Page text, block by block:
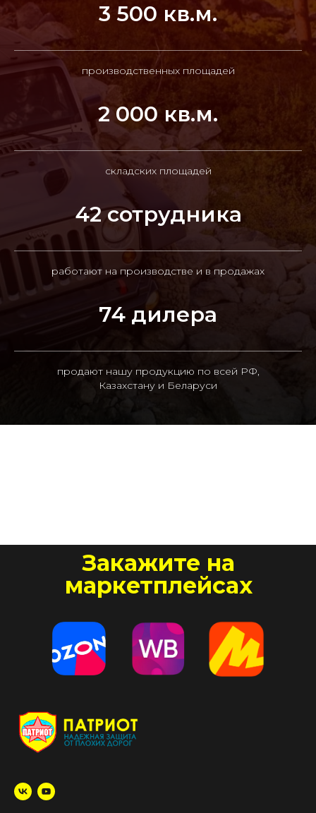
3 500 кв.м.
производственных площадей
2 000 кв.м.
складских площадей
42 сотрудника
работают на производстве и в продажах
74 дилера
продают нашу продукцию по всей РФ,
Казахстану и Беларуси
Закажите на
маркетплейсах